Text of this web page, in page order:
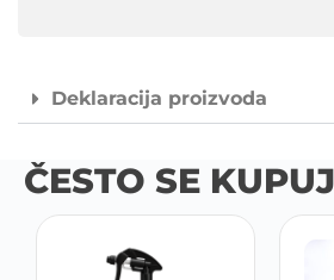
Deklaracija proizvoda
ČESTO SE